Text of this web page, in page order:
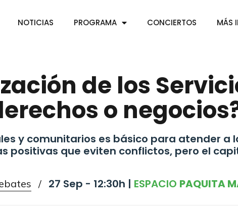
NOTICIAS PROGRAMA CONCIERTOS MÁS
de los
o
y comunitarios es básico para atender
positivas que eviten conflictos, pero el
/ 27 Sep - 12:30h | ESPACIO PAQUITA